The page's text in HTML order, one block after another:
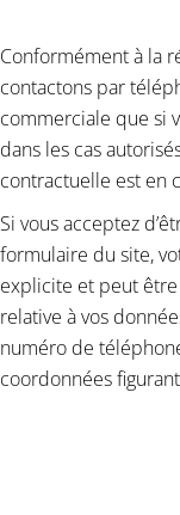
Conformément à la
contactons par
commerciale que si
dans les cas
contractuelle est en
Si vous acceptez
formulaire du site,
explicite et peut
relative à vos
numéro de
coordonnées